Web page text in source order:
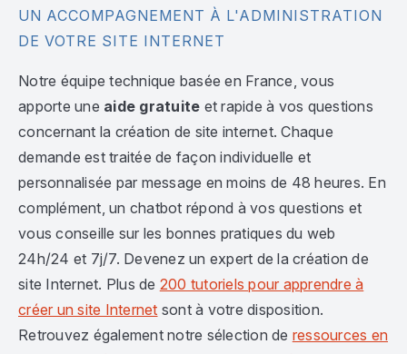
UN ACCOMPAGNEMENT À L'ADMINISTRATION
DE VOTRE SITE INTERNET
Notre équipe technique basée en France, vous
apporte une aide gratuite et rapide à vos questions
concernant la création de site internet. Chaque
demande est traitée de façon individuelle et
personnalisée par message en moins de 48 heures. En
complément, un chatbot répond à vos questions et
vous conseille sur les bonnes pratiques du web
24h/24 et 7j/7. Devenez un expert de la création de
site Internet. Plus de 200 tutoriels pour apprendre à
créer un site Internet sont à votre disposition.
Retrouvez également notre sélection de ressources en